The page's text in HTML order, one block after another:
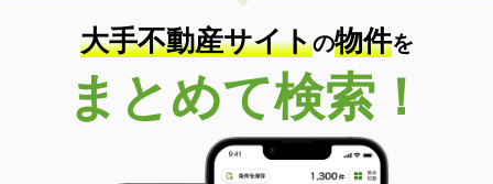
大手不動産サイトの物件を
まとめて検索！